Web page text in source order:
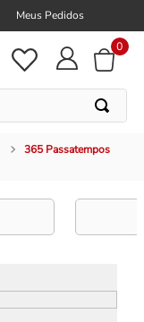
Meus Pedidos
0
365 Passatempos